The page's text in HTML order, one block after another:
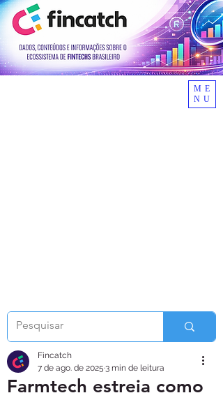
ME
NU
Farmtech estreia como
Fincatch
7 de ago. de 2025 3 min de leitura